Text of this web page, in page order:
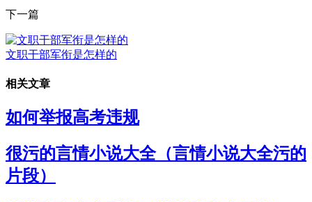
下一篇
文职干部军衔是怎样的
相关文章
如何举报高考违规
很污的言情小说大全（言情小说大全污的
片段）